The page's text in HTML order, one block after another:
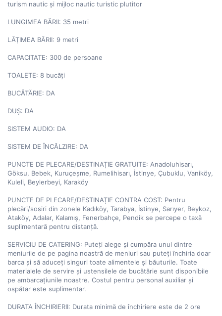
turism nautic și mijloc nautic turistic plutitor
LUNGIMEA BĂRII: 35 metri
LĂȚIMEA BĂRII: 9 metri
CAPACITATE: 300 de persoane
TOALETE: 8 bucăți
BUCĂTĂRIE: DA
DUȘ: DA
SISTEM AUDIO: DA
SISTEM DE ÎNCĂLZIRE: DA
PUNCTE DE PLECARE/DESTINAȚIE GRATUITE: Anadoluhisarı,
Göksu, Bebek, Kuruçeşme, Rumelihisarı, İstinye, Çubuklu, Vaniköy,
Kuleli, Beylerbeyi, Karaköy
PUNCTE DE PLECARE/DESTINAȚIE CONTRA COST: Pentru
plecări/sosiri din zonele Kadıköy, Tarabya, İstinye, Sarıyer, Beykoz,
Ataköy, Adalar, Kalamış, Fenerbahçe, Pendik se percepe o taxă
suplimentară pentru distanță.
SERVICIU DE CATERING: Puteți alege și cumpăra unul dintre
meniurile de pe pagina noastră de meniuri sau puteți închiria doar
barca și să aduceți singuri toate alimentele și băuturile. Toate
materialele de servire și ustensilele de bucătărie sunt disponibile
pe ambarcațiunile noastre. Costul pentru personal auxiliar și
ospătar este suplimentar.
DURATA ÎNCHIRIERII: Durata minimă de închiriere este de 2 ore